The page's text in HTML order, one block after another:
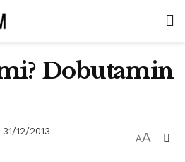
Dobutamin
31/12/2013
AA